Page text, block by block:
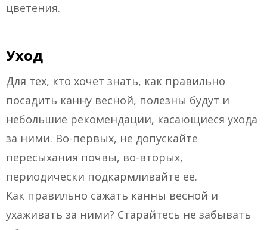
цветения.
Уход
Для тех, кто хочет знать, как правильно
посадить канну весной, полезны будут и
небольшие рекомендации, касающиеся ухода
за ними. Во-первых, не допускайте
пересыхания почвы, во-вторых,
периодически подкармливайте ее.
Как правильно сажать канны весной и
ухаживать за ними? Старайтесь не забывать